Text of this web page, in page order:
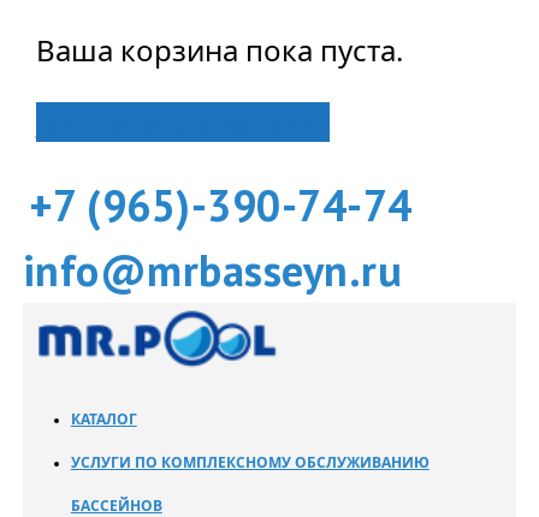
Ваша корзина пока пуста.
+7 (965)-390-74-74
info@mrbasseyn.ru
КАТАЛОГ
УСЛУГИ ПО КОМПЛЕКСНОМУ ОБСЛУЖИВАНИЮ
БАССЕЙНОВ